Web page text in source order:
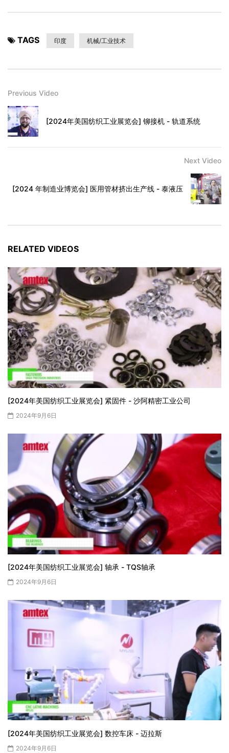
TAGS 印度 机械/工业技术
Previous Video
[2024年美国纺织工业展览会] 铆接机 - 轨道系统
Next Video
[2024 年制造业博览会] 医用管材挤出生产线 - 泰液压
RELATED VIDEOS
[2024年美国纺织工业展览会] 紧固件 - 沙阿精密工业公司
2024年9月6日
[2024年美国纺织工业展览会] 轴承 - TQS轴承
2024年9月6日
[2024年美国纺织工业展览会] 数控车床 - 迈拉斯
2024年9月6日